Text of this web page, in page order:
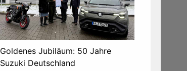
Goldenes Jubiläum: 50 Jahre
Suzuki Deutschland